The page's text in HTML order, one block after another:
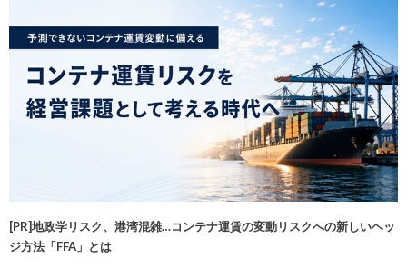
[PR]地政学リスク、港湾混雑…コンテナ運賃の変動リスクへの新しいヘッ
ジ方法「FFA」とは